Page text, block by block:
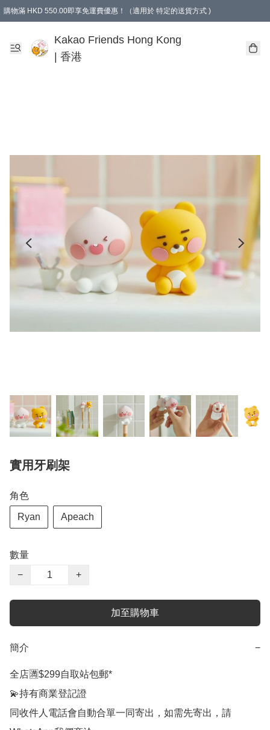
購物滿 HKD 550.00即享免運費優惠！（適用於 特定的送貨方式 )
Kakao Friends Hong Kong
| 香港
實用牙刷架
角色
Ryan Apeach
數量
−
+
加至購物車
簡介 −
全店🈵$299自取站包郵*
💫持有商業登記證
同收件人電話會自動合單一同寄出，如需先寄出，請